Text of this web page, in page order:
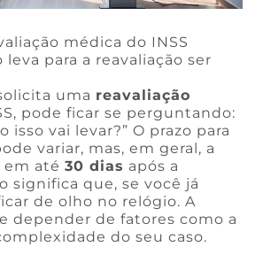
médica do INSS
para a reavaliação ser
uma reavaliação
pode ficar se perguntando:
isso vai levar?” O prazo para
variar, mas, em geral, a
em até30 dias após a
significa que, se você já
de olho no relógio. A
depender de fatores como a
do seu caso.